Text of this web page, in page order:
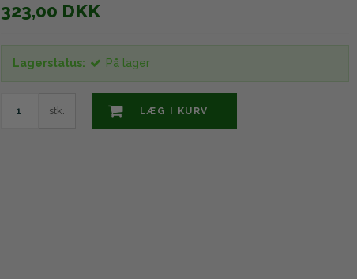
323,00 DKK
Lagerstatus: På lager
stk. LÆG I KURV